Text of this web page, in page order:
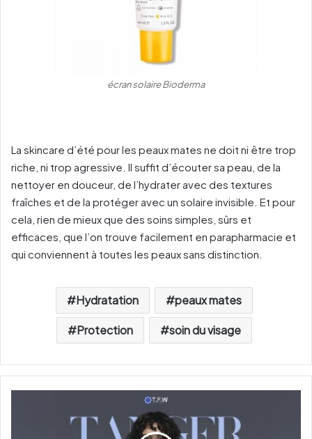
écran solaire Bioderma
La skincare d’été pour les peaux mates ne doit ni être trop
riche, ni trop agressive. Il suffit d’écouter sa peau, de la
nettoyer en douceur, de l’hydrater avec des textures
fraîches et de la protéger avec un solaire invisible. Et pour
cela, rien de mieux que des soins simples, sûrs et
efficaces, que l’on trouve facilement en parapharmacie et
qui conviennent à toutes les peaux sans distinction.
Hydratation peaux mates
Protection soin du visage